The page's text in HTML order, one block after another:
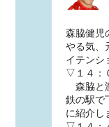
森脇健児
やる気、
イテンシ
▽１４：
森脇と
鉄の駅で
に紹介し